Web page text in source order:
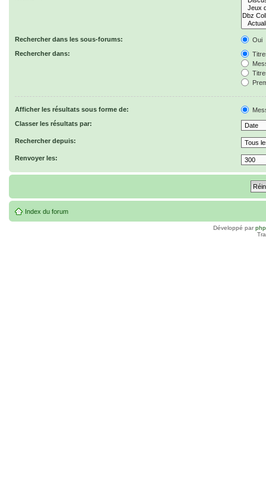
Rechercher dans les sous-forums:
Oui
Rechercher dans:
Afficher les résultats sous forme de:
Classer les résultats par:
Rechercher depuis:
Renvoyer les:
Index du forum
Développé par